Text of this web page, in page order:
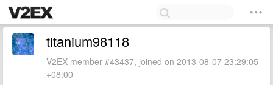
titanium98118
V2EX member #43437, joined on 2013-08-07 23:29:05
+08:00